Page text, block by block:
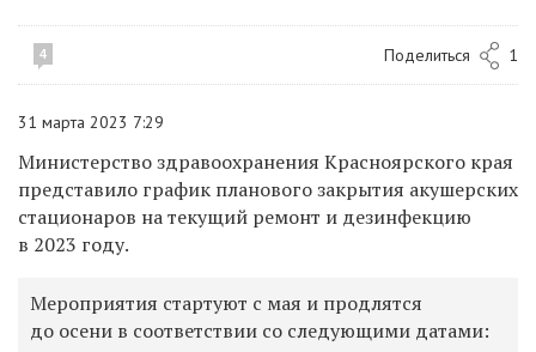
4 Поделиться 1
31 марта 2023 7:29
Министерство здравоохранения Красноярского края
представило график планового закрытия акушерских
стационаров на текущий ремонт и дезинфекцию
в 2023 году.
Мероприятия стартуют с мая и продлятся
до осени в соответствии со следующими датами: